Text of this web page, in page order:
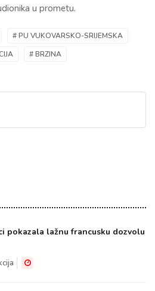
u prometu.
# PU VUKOVARSKO-SRIJEMSKA
# BRZINA
pokazala lažnu francusku dozvolu